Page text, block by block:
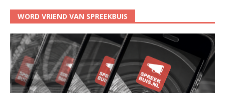
WORD VRIEND VAN SPREEKBUIS